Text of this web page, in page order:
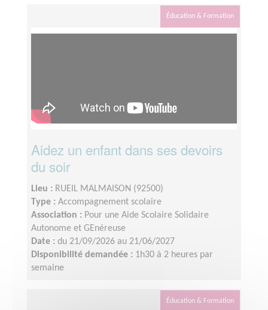
Éducation & Formation
Aidez un enfant dans ses devoirs
du soir
Lieu : RUEIL MALMAISON (92500)
Type : Accompagnement scolaire
Association : Pour une Aide Scolaire Solidaire
Autonome et GEnéreuse
Date : du 21/09/2026 au 21/06/2027
Disponibilité demandée : 1h30 à 2 heures par
semaine
Éducation & Formation